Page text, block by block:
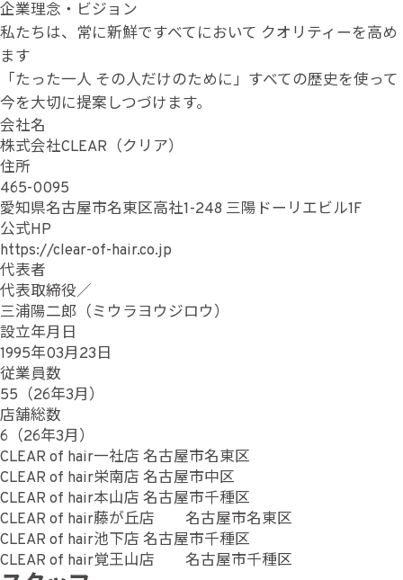
企業理念・ビジョン
私たちは、常に新鮮ですべてにおいて クオリティーを高め
ます
「たった一人 その人だけのために」すべての歴史を使って
今を大切に提案しつづけます。
会社名
株式会社CLEAR（クリア）
住所
465-0095
愛知県名古屋市名東区高社1-248 三陽ドーリエビル1F
公式HP
https://clear-of-hair.co.jp
代表者
代表取締役／
三浦陽二郎（ミウラヨウジロウ）
設立年月日
1995年03月23日
従業員数
55（26年3月）
店舗総数
6（26年3月）
CLEAR of hair一社店 名古屋市名東区
CLEAR of hair栄南店 名古屋市中区
CLEAR of hair本山店 名古屋市千種区
CLEAR of hair藤が丘店 名古屋市名東区
CLEAR of hair池下店 名古屋市千種区
CLEAR of hair覚王山店 名古屋市千種区